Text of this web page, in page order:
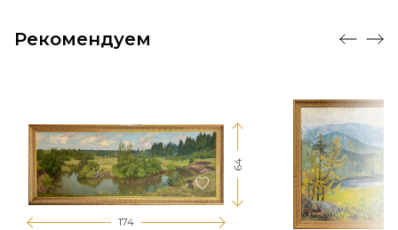
Рекомендуем
174
64